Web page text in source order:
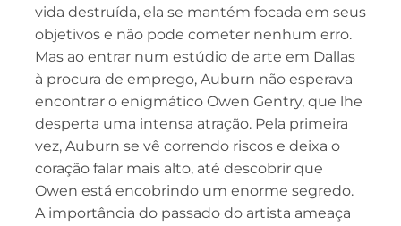
vida destruída, ela se mantém focada em seus
objetivos e não pode cometer nenhum erro.
Mas ao entrar num estúdio de arte em Dallas
à procura de emprego, Auburn não esperava
encontrar o enigmático Owen Gentry, que lhe
desperta uma intensa atração. Pela primeira
vez, Auburn se vê correndo riscos e deixa o
coração falar mais alto, até descobrir que
Owen está encobrindo um enorme segredo.
A importância do passado do artista ameaça